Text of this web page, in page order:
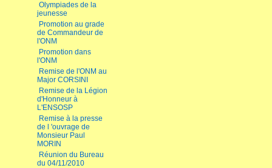
Olympiades de la
jeunesse
Promotion au grade
de Commandeur de
l'ONM
Promotion dans
l'ONM
Remise de l'ONM au
Major CORSINI
Remise de la Légion
d'Honneur à
L'ENSOSP
Remise à la presse
de l 'ouvrage de
Monsieur Paul
MORIN
Réunion du Bureau
du 04/11/2010